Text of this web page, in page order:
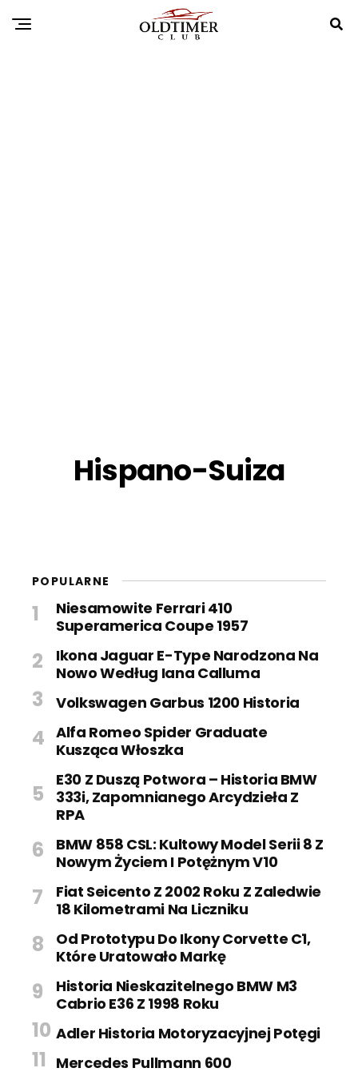
Hispano-Suiza
POPULARNE
Niesamowite Ferrari 410
Superamerica Coupe 1957
Ikona Jaguar E-Type Narodzona Na
Nowo Według Iana Calluma
Volkswagen Garbus 1200 Historia
Alfa Romeo Spider Graduate
Kusząca Włoszka
E30 Z Duszą Potwora – Historia BMW
333i, Zapomnianego Arcydzieła Z
RPA
BMW 858 CSL: Kultowy Model Serii 8 Z
Nowym Życiem I Potężnym V10
Fiat Seicento Z 2002 Roku Z Zaledwie
18 Kilometrami Na Liczniku
Od Prototypu Do Ikony Corvette C1,
Które Uratowało Markę
Historia Nieskazitelnego BMW M3
Cabrio E36 Z 1998 Roku
Adler Historia Motoryzacyjnej Potęgi
Mercedes Pullmann 600